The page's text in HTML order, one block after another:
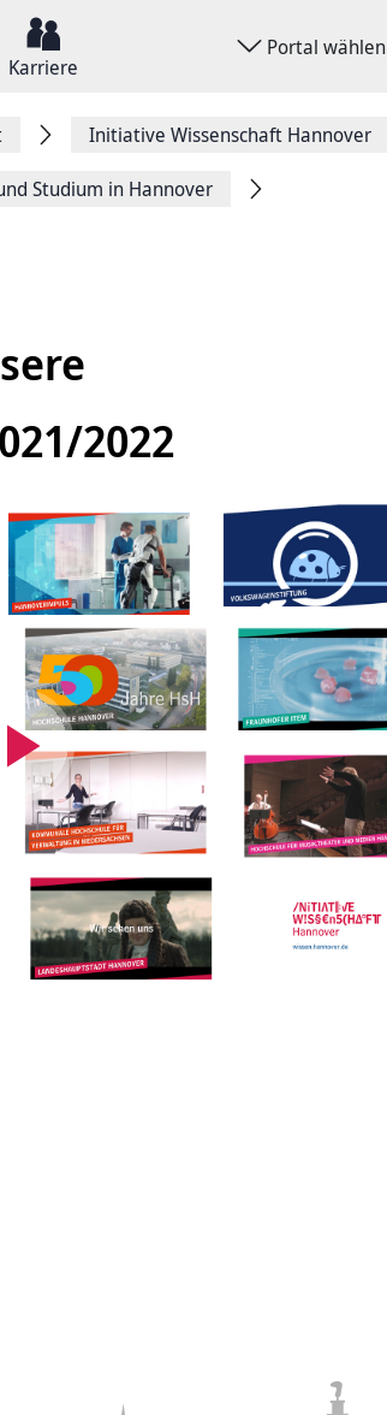
Karriere
Portal wählen
Initiative Wissenschaft Hannover
Studium in Hannover
2022
Video
abspielen